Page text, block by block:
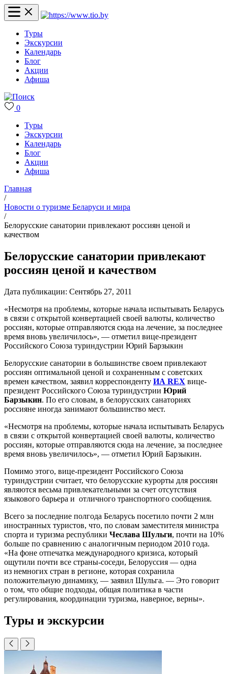
Туры
Экскурсии
Календарь
Блог
Акции
Афиша
0
Туры
Экскурсии
Календарь
Блог
Акции
Афиша
Главная
/
Новости о туризме Беларуси и мира
/
Белорусские санатории привлекают россиян ценой и
качеством
Белорусские санатории привлекают
россиян ценой и качеством
Дата публикации: Сентябрь 27, 2011
«Несмотря на проблемы, которые начала испытывать Беларусь
в связи с открытой конвертацией своей валюты, количество
россиян, которые отправляются сюда на лечение, за последнее
время вновь увеличилось», — отметил вице-президент
Российского Союза туриндустрии Юрий Барзыкин
Белорусские санатории в большинстве своем привлекают
россиян оптимальной ценой и сохраненным с советских
времен качеством, заявил корреспонденту ИА REX вице-
президент Российского Союза туриндустрии Юрий
Барзыкин. По его словам, в белорусских санаториях
россияне иногда занимают большинство мест.
«Несмотря на проблемы, которые начала испытывать Беларусь
в связи с открытой конвертацией своей валюты, количество
россиян, которые отправляются сюда на лечение, за последнее
время вновь увеличилось», — отметил Юрий Барзыкин.
Помимо этого, вице-президент Российского Союза
туриндустрии считает, что белорусские курорты для россиян
являются весьма привлекательными за счет отсутствия
языкового барьера и отличного транспортного сообщения.
Всего за последние полгода Беларусь посетило почти 2 млн
иностранных туристов, что, по словам заместителя министра
спорта и туризма республики Чеслава Шульги, почти на 10%
больше по сравнению с аналогичным периодом 2010 года.
«На фоне отпечатка международного кризиса, который
ощутили почти все страны-соседи, Белоруссия — одна
из немногих стран в регионе, которая сохранила
положительную динамику, — заявил Шульга. — Это говорит
о том, что общие подходы, общая политика в части
регулирования, координации туризма, наверное, верны».
Туры и экскурсии